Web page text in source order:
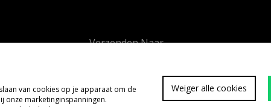
Verzenden Naar
van cookies op je apparaat om de
onze marketinginspanningen.
Weiger alle cookies